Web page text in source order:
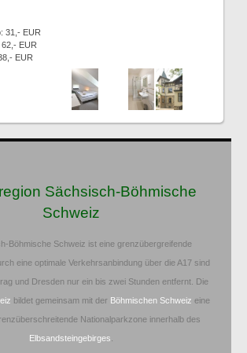
31,- EUR
EUR
EUR
Sächsisch-Böhmische
Schweiz
Böhmische Schweiz ist eine grenzübergreifende
eine optimale Verkehrsanbindung über die A17 sind
und Dresden nur ein bis zwei Stunden entfernt. Die
bildet gemeinsam mit der Böhmischen Schweiz eine
Nationalparkzone innerhalb des
Elbsandsteingebirges